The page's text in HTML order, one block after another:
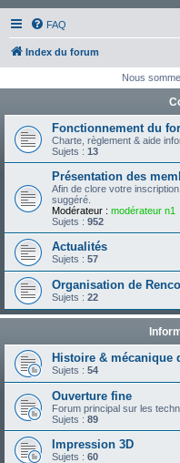
FAQ
Index du forum
Nous
Fonctionnement du
Charte, règlement & aide
Sujets : 13
Présentation des
Afin de clore votre
suggéré.
Modérateur : modérateur n1
Sujets : 952
Actualités
Sujets : 57
Organisation de
Sujets : 22
Histoire & mécanique
Sujets : 54
Ouverture fine
Forum principal sur les
Sujets : 89
Impression 3D
Sujets : 60